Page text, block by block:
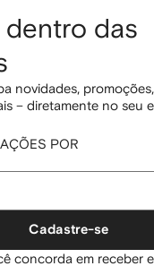
das
novidades,
– diretamente no seu
POR
Cadastre-se
concorda em receber